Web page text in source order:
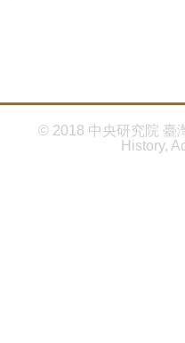
© 2018 中央研究院 臺
History,